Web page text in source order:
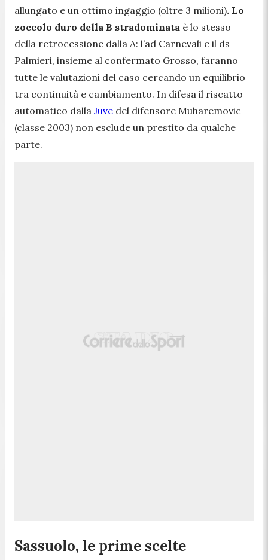
allungato e un ottimo ingaggio (oltre 3 milioni). Lo
zoccolo duro della B stradominata è lo stesso
della retrocessione dalla A: l’ad Carnevali e il ds
Palmieri, insieme al confermato Grosso, faranno
tutte le valutazioni del caso cercando un equilibrio
tra continuità e cambiamento. In difesa il riscatto
automatico dalla Juve del difensore Muharemovic
(classe 2003) non esclude un prestito da qualche
parte.
Sassuolo, le prime scelte